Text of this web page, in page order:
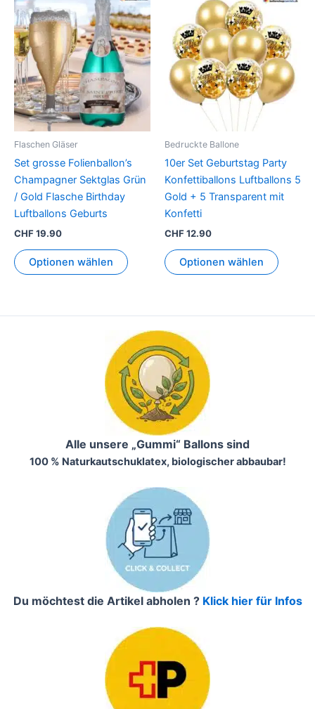
Flaschen Gläser
Set grosse Folienballon’s
Champagner Sektglas Grün
/ Gold Flasche Birthday
Luftballons Geburts
CHF19.90
Optionen wählen
Bedruckte Ballone
10er Set Geburtstag Party
Konfettiballons Luftballons 5
Gold + 5 Transparent mit
Konfetti
CHF12.90
Optionen wählen
Alle unsere „Gummi“ Ballons sind
100 % Naturkautschuklatex, biologischer abbaubar!
Du möchtest die Artikel abholen ? Klick hier für Infos